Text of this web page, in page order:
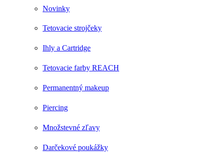
Novinky
Tetovacie strojčeky
Ihly a Cartridge
Tetovacie farby REACH
Permanentný makeup
Piercing
Množstevné zľavy
Darčekové poukážky